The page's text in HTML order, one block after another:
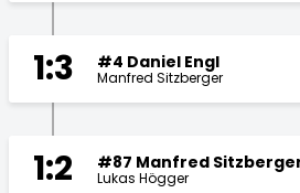
1:3 #4 Daniel Engl
Manfred Sitzberger
1:2 #87 Manfred
Lukas Högger